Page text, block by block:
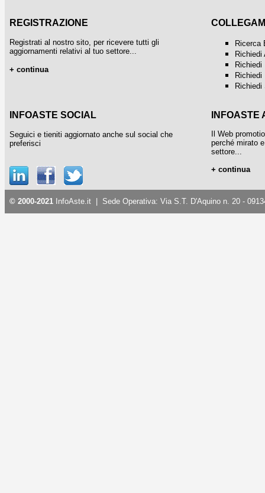
REGISTRAZIONE
Registrati al nostro sito, per ricevere tutti gli
aggiornamenti relativi al tuo settore...
+ continua
Ricerca
Richiedi
Richiedi
INFOASTE SOCIAL
Seguici e tieniti aggiornato anche sul social che
preferisci
INFOASTE
Il Web
perché mirato
settore...
+ continua
© 2000-2021 InfoAste.it | Sede Operativa: Via S.T. D'Aquino n. 20 -